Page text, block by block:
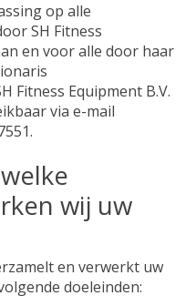
op alle
SH Fitness
en voor alle door haar
Fitness Equipment B.V.
via e-mail
wij uw
en verwerkt uw
doeleinden: